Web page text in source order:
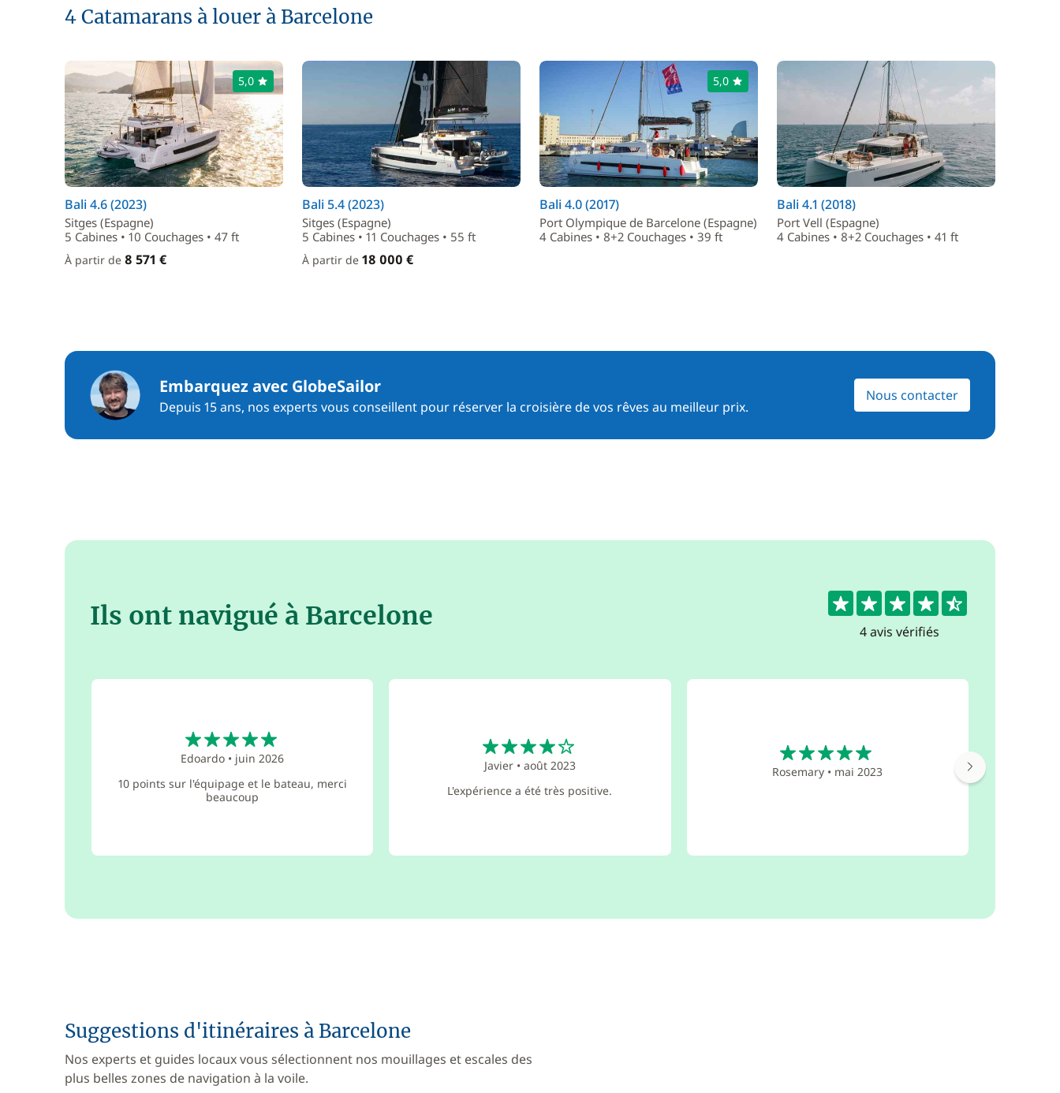
4 Catamarans à louer à Barcelone
5,0
Bali 4.6 (2023)
Sitges (Espagne)
5 Cabines • 10 Couchages • 47 ft
À partir de 8 571 €
Bali 5.4 (2023)
Sitges (Espagne)
5 Cabines • 11 Couchages • 55 ft
À partir de 18 000 €
5,0
Bali 4.0 (2017)
Port Olympique de Barcelone (Espagne)
4 Cabines • 8+2 Couchages • 39 ft
Bali 4.1 (2018)
Port Vell (Espagne)
4 Cabines • 8+2 Couchages • 41 ft
Embarquez avec GlobeSailor
Depuis 15 ans, nos experts vous conseillent pour réserver la croisière de vos rêves au meilleur prix.
Nous contacter
4.8
4 avis vérifiés
Ils ont navigué à Barcelone
Edoardo • juin 2026
10 points sur l'équipage et le bateau, merci
beaucoup
Javier• août 2023
L'expérience a été très positive.
Rosemary • mai 2023
Suggestions d'itinéraires à Barcelone
Nos experts et guides locaux vous sélectionnent nos mouillages et escales des
plus belles zones de navigation à la voile.